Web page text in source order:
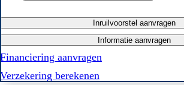
Inruilvoorstel aanvragen
Informatie aanvragen
Financiering aanvragen
Verzekering berekenen